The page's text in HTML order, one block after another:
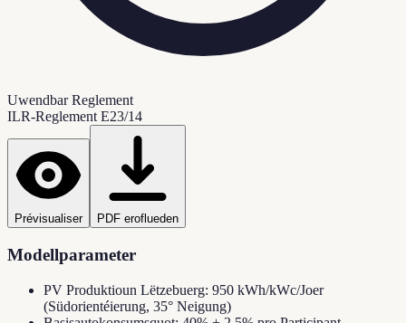
Uwendbar Reglement
ILR-Reglement E23/14
Prévisualiser PDF eroflueden
Modellparameter
PV Produktioun Lëtzebuerg: 950 kWh/kWc/Joer
(Südorientéierung, 35° Neigung)